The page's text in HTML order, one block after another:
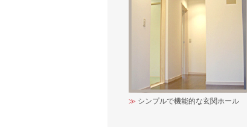
シンプルで機能的な玄関ホール